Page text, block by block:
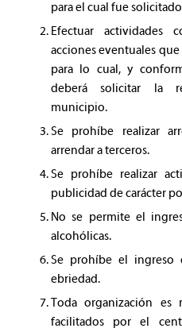
para el cual fue
Efectuar actividades
acciones eventuales
para lo cual, y
deberá solicitar la
municipio.
Se prohíbe realizar
arrendar a terceros.
Se prohíbe realizar
publicidad de carácter
No se permite el
alcohólicas.
Se prohíbe el ingreso
ebriedad.
Toda organización es
facilitados por el